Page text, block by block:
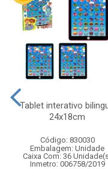
Tablet interativo
24x18cm
Código: 830030
Embalagem: Unidade
Caixa Com: 36
Inmetro: 006758/2019